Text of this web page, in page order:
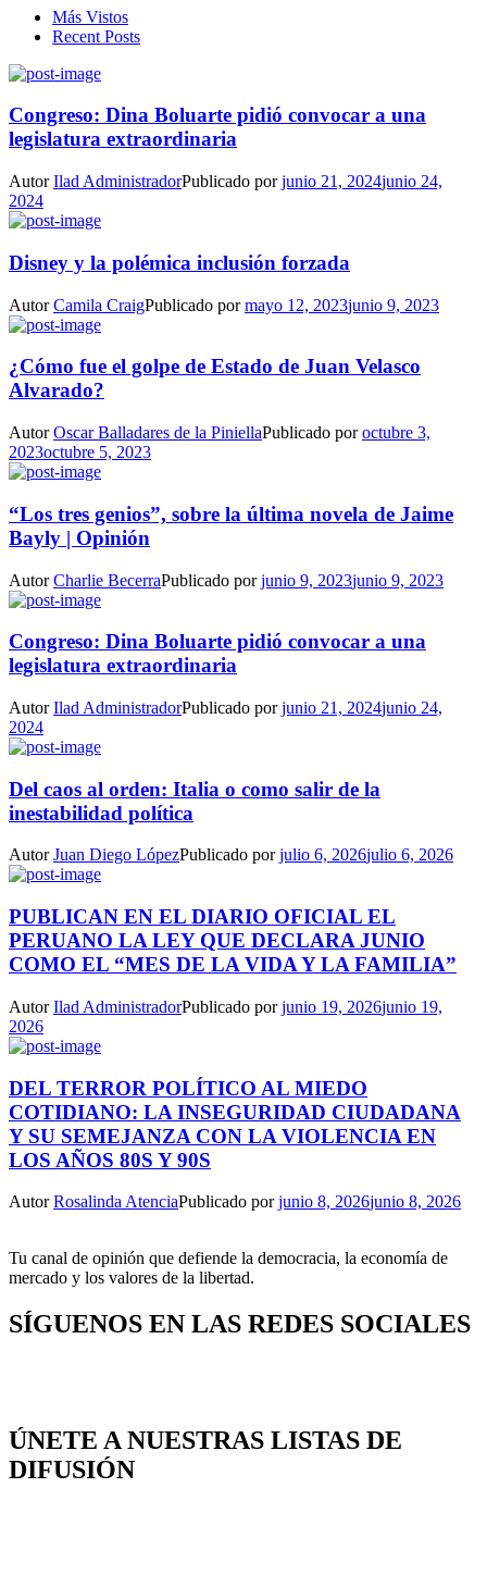
Más Vistos
Recent Posts
Congreso: Dina Boluarte pidió convocar a una
legislatura extraordinaria
AutorIlad AdministradorPublicado porjunio 21, 2024junio 24,
2024
Disney y la polémica inclusión forzada
AutorCamila CraigPublicado pormayo 12, 2023junio 9, 2023
¿Cómo fue el golpe de Estado de Juan Velasco
Alvarado?
AutorOscar Balladares de la PiniellaPublicado poroctubre 3,
2023octubre 5, 2023
“Los tres genios”, sobre la última novela de Jaime
Bayly | Opinión
AutorCharlie BecerraPublicado porjunio 9, 2023junio 9, 2023
Congreso: Dina Boluarte pidió convocar a una
legislatura extraordinaria
AutorIlad AdministradorPublicado porjunio 21, 2024junio 24,
2024
Del caos al orden: Italia o como salir de la
inestabilidad política
AutorJuan Diego LópezPublicado porjulio 6, 2026julio 6, 2026
PUBLICAN EN EL DIARIO OFICIAL EL
PERUANO LA LEY QUE DECLARA JUNIO
COMO EL “MES DE LA VIDA Y LA FAMILIA”
AutorIlad AdministradorPublicado porjunio 19, 2026junio 19,
2026
DEL TERROR POLÍTICO AL MIEDO
COTIDIANO: LA INSEGURIDAD CIUDADANA
Y SU SEMEJANZA CON LA VIOLENCIA EN
LOS AÑOS 80S Y 90S
AutorRosalinda AtenciaPublicado porjunio 8, 2026junio 8, 2026
Tu canal de opinión que defiende la democracia, la economía de
mercado y los valores de la libertad.
SÍGUENOS EN LAS REDES SOCIALES
ÚNETE A NUESTRAS LISTAS DE
DIFUSIÓN